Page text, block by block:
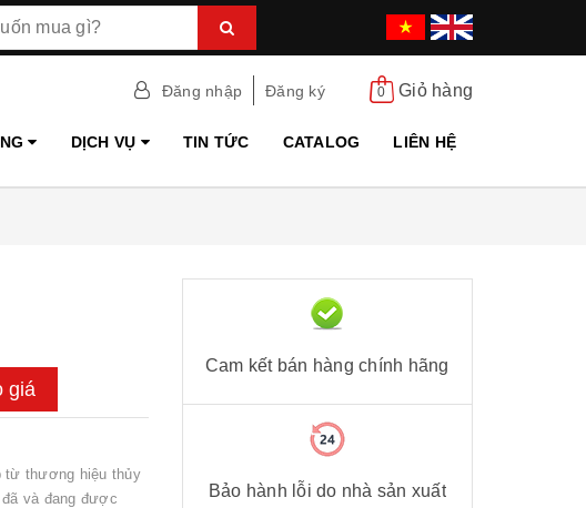
Đăng nhập Đăng ký 0 Giỏ hàng
DỊCH VỤ TIN TỨC CATALOG LIÊN HỆ
giá
từ thương hiệu thủy
đã và đang được
Cam kết bán hàng chính hãng
Bảo hành lỗi do nhà sản xuất